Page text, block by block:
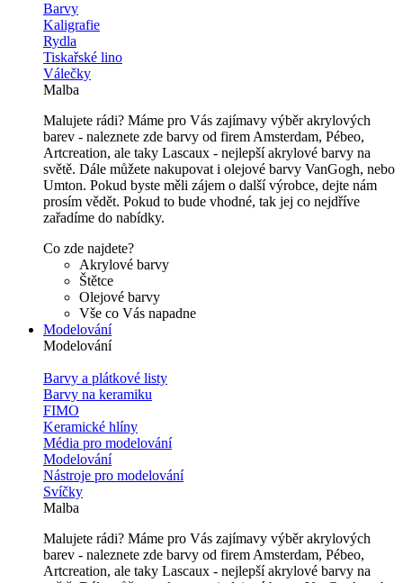
Barvy
Kaligrafie
Rydla
Tiskařské lino
Válečky
Malba
Malujete rádi? Máme pro Vás zajímavy výběr akrylových
barev - naleznete zde barvy od firem Amsterdam, Pébeo,
Artcreation, ale taky Lascaux - nejlepší akrylové barvy na
světě. Dále můžete nakupovat i olejové barvy VanGogh, nebo
Umton. Pokud byste měli zájem o další výrobce, dejte nám
prosím vědět. Pokud to bude vhodné, tak jej co nejdříve
zařadíme do nabídky.
Co zde najdete?
Akrylové barvy
Štětce
Olejové barvy
Vše co Vás napadne
Modelování
Modelování
Barvy a plátkové listy
Barvy na keramiku
FIMO
Keramické hlíny
Média pro modelování
Modelování
Nástroje pro modelování
Svíčky
Malba
Malujete rádi? Máme pro Vás zajímavy výběr akrylových
barev - naleznete zde barvy od firem Amsterdam, Pébeo,
Artcreation, ale taky Lascaux - nejlepší akrylové barvy na